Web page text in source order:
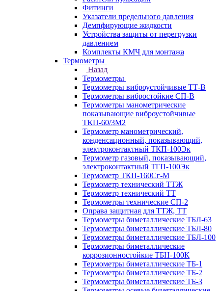
Фитинги
Указатели предельного давления
Демпфирующие жидкости
Устройства защиты от перегрузки
давлением
Комплекты КМЧ для монтажа
Термометры
Назад
Термометры
Термометры виброустойчивые ТТ-В
Термометры вибростойкие СП-В
Термометры манометрические
показывающие виброустойчивые
ТКП-60/3М2
Термометр манометрический,
конденсационный, показывающий,
электроконтактный ТКП-100Эк
Термометр газовый, показывающий,
электроконтактный ТГП-100Эк
Термометр ТКП-160Сг-М
Термометр технический ТТЖ
Термометр технический ТТ
Термометры технические СП-2
Оправа защитная для ТТЖ, ТТ
Термометры биметаллические ТБЛ-63
Термометры биметаллические ТБЛ-80
Термометры биметаллические ТБЛ-100
Термометры биметаллические
коррозионностойкие ТБН-100К
Термометры биметаллические ТБ-1
Термометры биметаллические ТБ-2
Термометры биметаллические ТБ-3